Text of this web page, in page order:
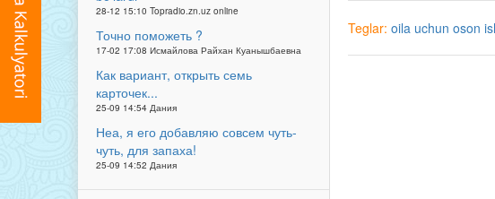
28-12 15:10 Topradio.zn.uz online
Точно поможеть ?
17-02 17:08 Исмайлова Райхан Куанышбаевна
Как вариант, открыть семь
карточек...
25-09 14:54 Дания
Неа, я его добавляю совсем чуть-
чуть, для запаха!
25-09 14:52 Дания
Teglar: oila uchun oson